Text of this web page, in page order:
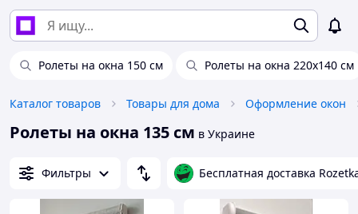
Ролеты на окна 150 см Ролеты на окна 220х140 см
Каталог товаров Товары для дома Оформление окон
Ролеты на окна 135 см в Украине
Фильтры Бесплатная доставка